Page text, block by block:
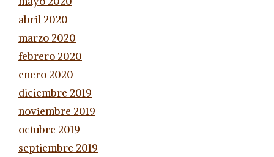
abril 2020
marzo 2020
febrero 2020
enero 2020
diciembre 2019
noviembre 2019
octubre 2019
septiembre 2019